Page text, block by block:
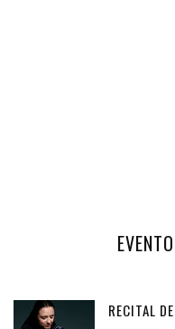
RECITAL